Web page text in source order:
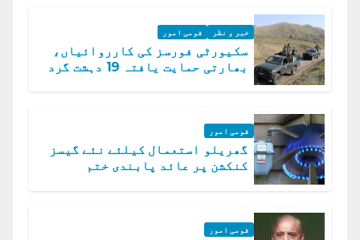
خبر و نظر قومی امور
سکیورٹی فورسز کی کارروائیاں،
بھارتی حمایت یافتہ 19 دہشت گرد
قومی امور
گھریلو استعمال کیلئے نئے گیسز
کنکشن پر عائد پابندی ختم
قومی امور